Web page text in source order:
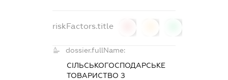
riskFactors.title
dossier.fullName:
СІЛЬСЬКОГОСПОДАРСЬКЕ
ТОВАРИСТВО З